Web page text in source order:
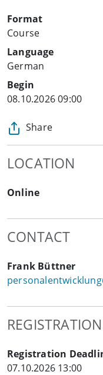
Format
Course
Language
German
Begin
08.10.2026 09:00
Share
LOCATION
Online
CONTACT
Frank Büttner
REGISTRATION
Registration
07.10.2026 13:00